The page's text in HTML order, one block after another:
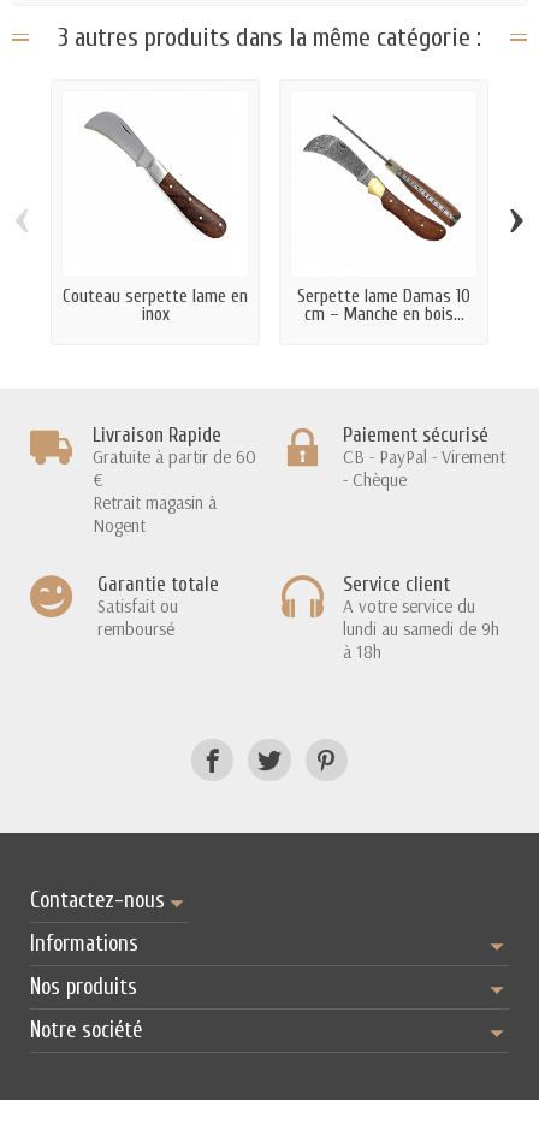
3 autres produits dans la même catégorie :
Couteau serpette lame en
inox
Serpette lame Damas 10
cm – Manche en bois...
‹ ›
Livraison Rapide
Gratuite à partir de 60
€
Retrait magasin à
Nogent
Paiement sécurisé
CB - PayPal - Virement
- Chèque
Garantie totale
Satisfait ou
remboursé
Service client
A votre service du
lundi au samedi de 9h
à 18h
Contactez-nous
Informations
Nos produits
Notre société